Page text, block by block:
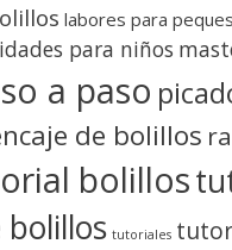
labores para peques
para niños
a paso
de bolillos
bolillos
bolillos tutoriales